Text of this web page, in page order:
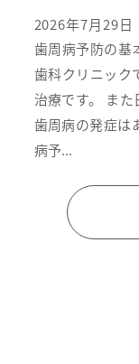
2026年7月29日
歯周病予防の基
歯科クリニック
治療です。 また
歯周病の発症は
病予...